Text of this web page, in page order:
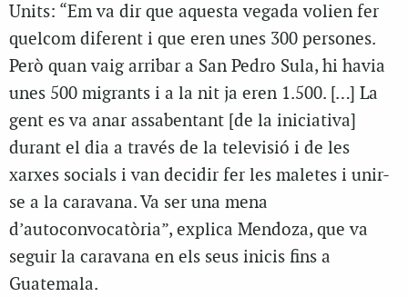
Units: “Em va dir que aquesta vegada volien fer
quelcom diferent i que eren unes 300 persones.
Però quan vaig arribar a San Pedro Sula, hi havia
unes 500 migrants i a la nit ja eren 1.500. […] La
gent es va anar assabentant [de la iniciativa]
durant el dia a través de la televisió i de les
xarxes socials i van decidir fer les maletes i unir-
se a la caravana. Va ser una mena
d’autoconvocatòria”, explica Mendoza, que va
seguir la caravana en els seus inicis fins a
Guatemala.